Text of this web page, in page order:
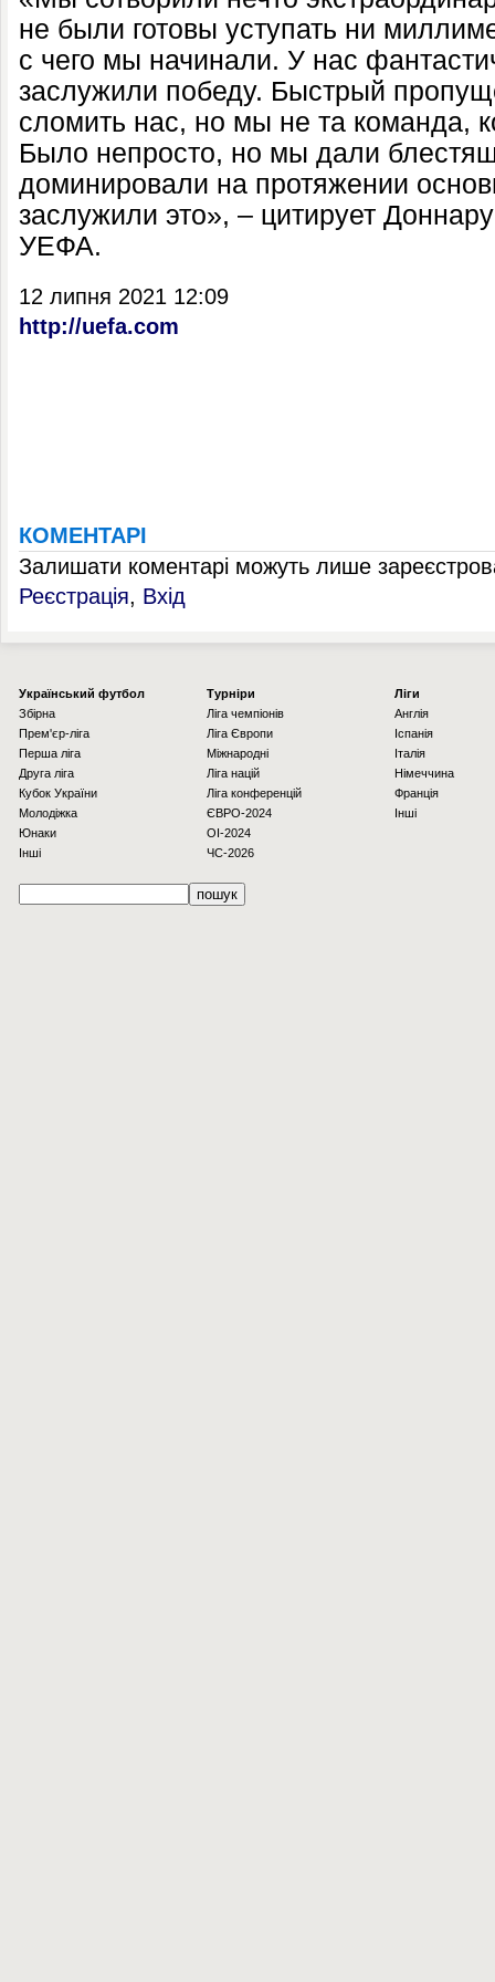
не были готовы уступать ни
с чего мы начинали. У нас
заслужили победу. Быстрый
сломить нас, но мы не та команда,
Было непросто, но мы дали
доминировали на протяжении
заслужили это», – цитирует
УЕФА.
12 липня 2021 12:09
http://uefa.com
КОМЕНТАРІ
Залишати коментарі можуть лише
Реєстрація, Вхід
Українcький футбол
Збірна
Прем'єр-ліга
Перша ліга
Друга ліга
Кубок України
Молодіжка
Юнаки
Інші
Турніри
Ліга чемпіонів
Ліга Європи
Міжнародні
Ліга націй
Ліга конференцій
ЄВРО-2024
OI-2024
ЧС-2026
Ліги
Англія
Іспанія
Італія
Німеччина
Франція
Інші